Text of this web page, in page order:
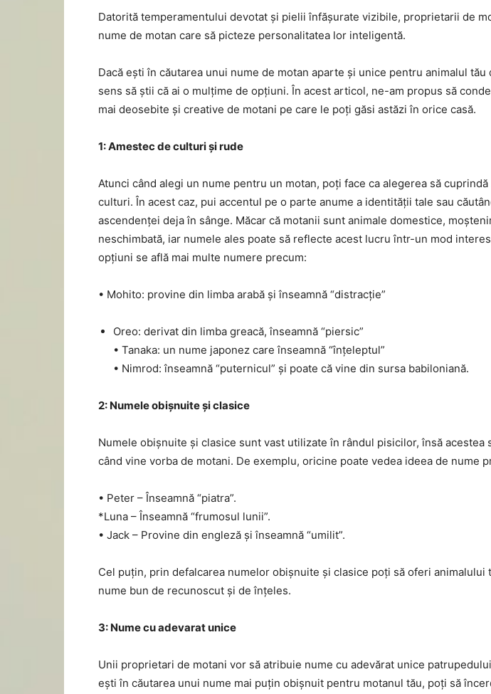
Datorită temperamentului devotat și pielii înfășurate vizibile, proprietarii de
nume de motan care să picteze personalitatea lor inteligentă.
Dacă ești în căutarea unui nume de motan aparte și unice pentru animalul tău
sens să știi că ai o mulțime de opțiuni. În acest articol, ne-am propus să
mai deosebite și creative de motani pe care le poți găsi astăzi în orice casă.
1: Amestec de culturi și rude
Atunci când alegi un nume pentru un motan, poți face ca alegerea să
culturi. În acest caz, pui accentul pe o parte anume a identității tale sau
ascendenței deja în sânge. Măcar că motanii sunt animale domestice,
neschimbată, iar numele ales poate să reflecte acest lucru într-un mod
opțiuni se află mai multe numere precum:
• Mohito: provine din limba arabă și înseamnă “distracție”
Oreo: derivat din limba greacă, înseamnă “piersic”
• Tanaka: un nume japonez care înseamnă “înțeleptul”
• Nimrod: înseamnă “puternicul” și poate că vine din sursa babiloniană.
2: Numele obișnuite și clasice
Numele obișnuite și clasice sunt vast utilizate în rândul pisicilor, însă acestea
când vine vorba de motani. De exemplu, oricine poate vedea ideea de nume
• Peter – Înseamnă “piatra”.
*Luna – Înseamnă “frumosul lunii”.
• Jack – Provine din engleză și înseamnă “umilit”.
Cel puțin, prin defalcarea numelor obișnuite și clasice poți să oferi animalului
nume bun de recunoscut și de înțeles.
3: Nume cu adevarat unice
Unii proprietari de motani vor să atribuie nume cu adevărat unice
ești în căutarea unui nume mai puțin obișnuit pentru motanul tău, poți să